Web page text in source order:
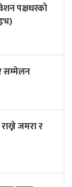
पक्षधरको
सम्मेलन
जमरा र